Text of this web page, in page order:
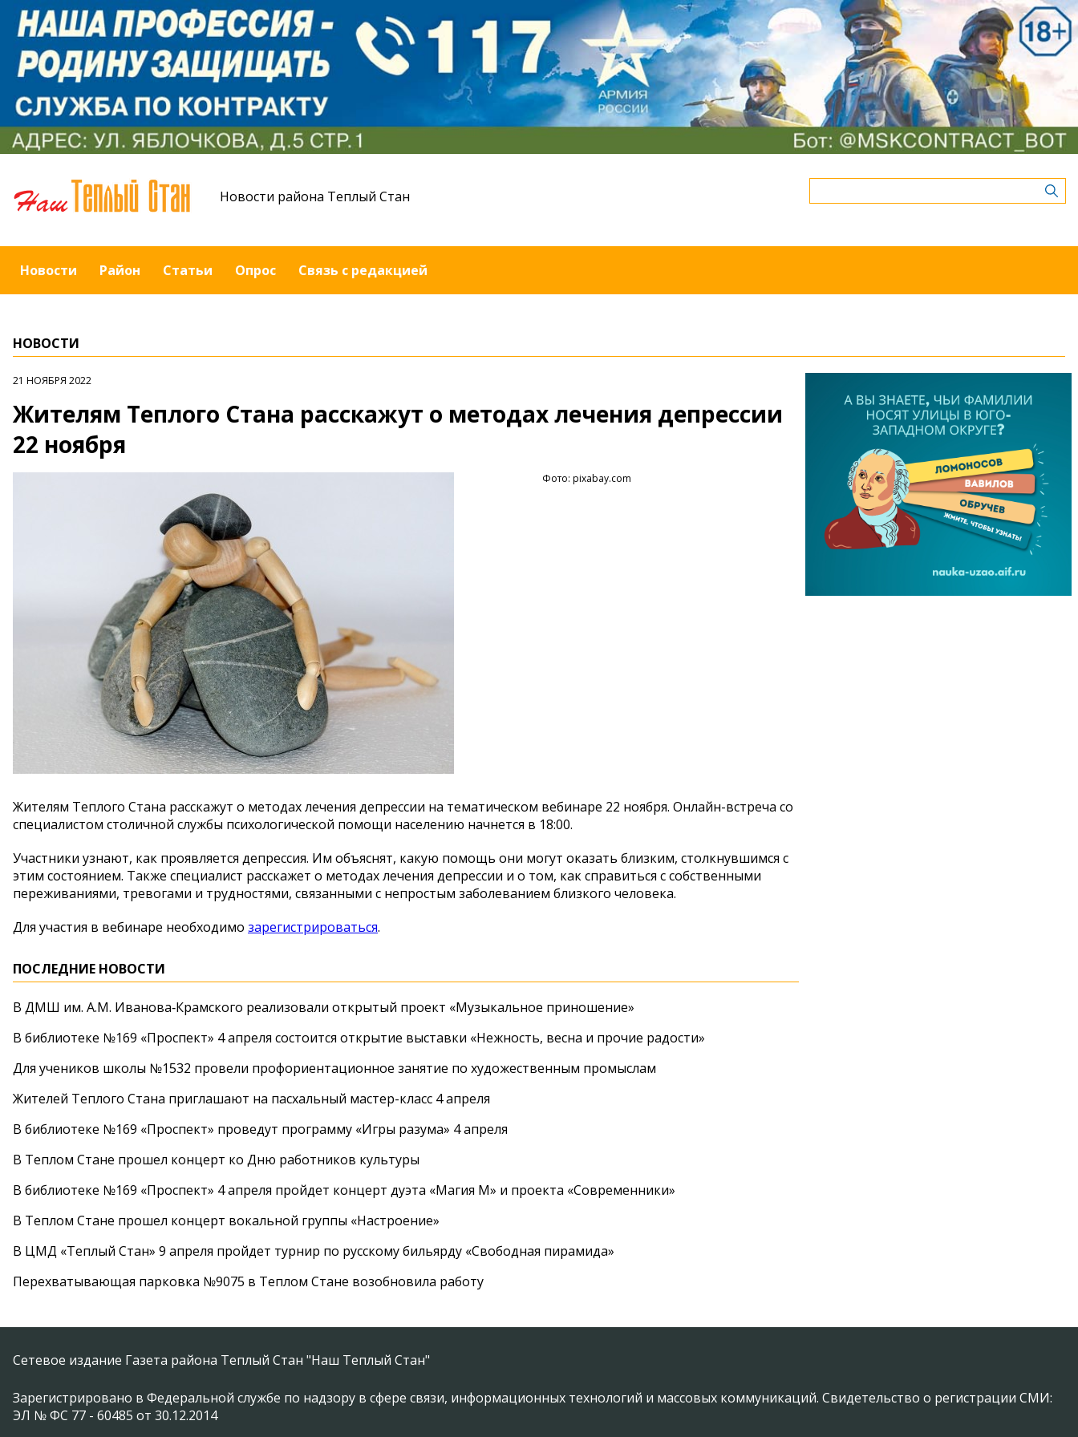
Новости района Теплый Стан
Новости Район Статьи Опрос Связь с редакцией
НОВОСТИ
21 НОЯБРЯ 2022
Жителям Теплого Стана расскажут о методах лечения депрессии
22 ноября
Фото: pixabay.com
Жителям Теплого Стана расскажут о методах лечения депрессии на тематическом вебинаре 22 ноября. Онлайн-встреча со
специалистом столичной службы психологической помощи населению начнется в 18:00.
Участники узнают, как проявляется депрессия. Им объяснят, какую помощь они могут оказать близким, столкнувшимся с
этим состоянием. Также специалист расскажет о методах лечения депрессии и о том, как справиться с собственными
переживаниями, тревогами и трудностями, связанными с непростым заболеванием близкого человека.
Для участия в вебинаре необходимо зарегистрироваться.
ПОСЛЕДНИЕ НОВОСТИ
В ДМШ им. А.М. Иванова‑Крамского реализовали открытый проект «Музыкальное приношение»
В библиотеке №169 «Проспект» 4 апреля состоится открытие выставки «Нежность, весна и прочие радости»
Для учеников школы №1532 провели профориентационное занятие по художественным промыслам
Жителей Теплого Стана приглашают на пасхальный мастер-класс 4 апреля
В библиотеке №169 «Проспект» проведут программу «Игры разума» 4 апреля
В Теплом Стане прошел концерт ко Дню работников культуры
В библиотеке №169 «Проспект» 4 апреля пройдет концерт дуэта «Магия М» и проекта «Современники»
В Теплом Стане прошел концерт вокальной группы «Настроение»
В ЦМД «Теплый Стан» 9 апреля пройдет турнир по русскому бильярду «Свободная пирамида»
Перехватывающая парковка №9075 в Теплом Стане возобновила работу
Сетевое издание Газета района Теплый Стан "Наш Теплый Стан"
Зарегистрировано в Федеральной службе по надзору в сфере связи, информационных технологий и массовых коммуникаций. Свидетельство о регистрации СМИ:
ЭЛ № ФС 77 - 60485 от 30.12.2014